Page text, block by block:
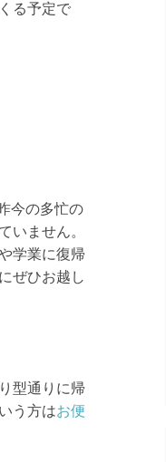
る予定で
今の多忙の
いません。
学業に復帰
ぜひお越し
型通りに帰
う方はお便